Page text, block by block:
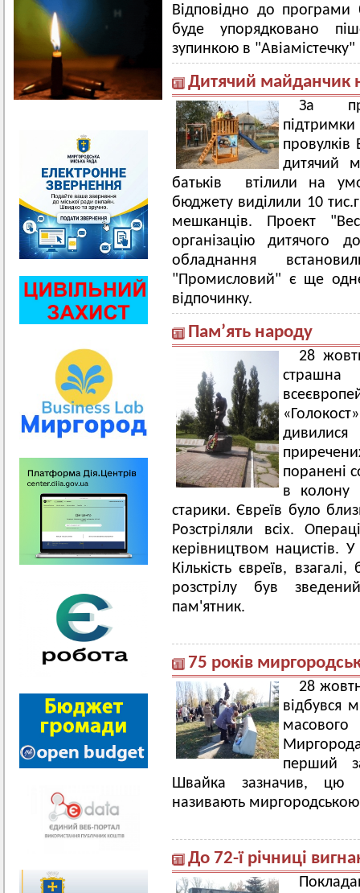
Відповідно до програми
буде упорядковано
зупинкою в "Авіамістечку"
Дитячий майданчик
За
дитячий
батьків втілили на
бюджету виділили 10
мешканців. Проект
організацію дитячого
обладнання
"Промисловий" є ще
відпочинку.
Пам’ять народу
28
страшна
поранені
в колону
старики. Євреїв було
Розстріляли всіх.
керівництвом нацистів.
Кількість євреїв,
розстрілу був
пам'ятник.
75 років
28
відбувся
перший
Швайка зазначив, цю
називають миргородською
До 72-ї річниці